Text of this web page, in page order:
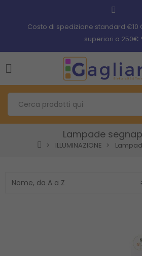
Costo di spedizione standard €10
superiori a 250€
Lampade
ILLUMINAZIONE